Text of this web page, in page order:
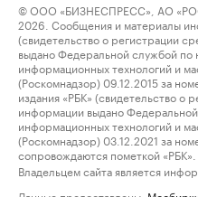
© ООО «БИЗНЕСПРЕСС», АО
2026. Сообщения и материалы
(свидетельство о регистрации
выдано Федеральной службой по
информационных технологий и
(Роскомнадзор) 09.12.2015 за
издания «РБК» (свидетельство о
информации выдано
информационных технологий и
(Роскомнадзор) 03.12.2021 за
сопровождаются пометкой «РБК».
Владельцем сайта является